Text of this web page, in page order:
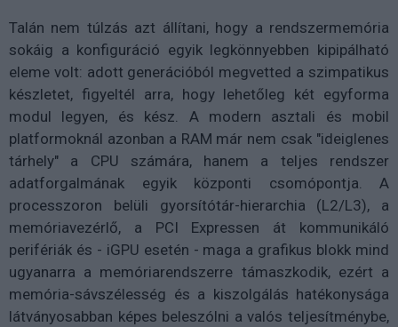
Talán nem túlzás azt állítani, hogy a rendszermemória
sokáig a konfiguráció egyik legkönnyebben kipipálható
eleme volt: adott generációból megvetted a szimpatikus
készletet, figyeltél arra, hogy lehetőleg két egyforma
modul legyen, és kész. A modern asztali és mobil
platformoknál azonban a RAM már nem csak "ideiglenes
tárhely" a CPU számára, hanem a teljes rendszer
adatforgalmának egyik központi csomópontja. A
processzoron belüli gyorsítótár-hierarchia (L2/L3), a
memóriavezérlő, a PCI Expressen át kommunikáló
perifériák és - iGPU esetén - maga a grafikus blokk mind
ugyanarra a memóriarendszerre támaszkodik, ezért a
memória-sávszélesség és a kiszolgálás hatékonysága
látványosabban képes beleszólni a valós teljesítménybe,